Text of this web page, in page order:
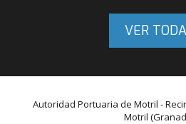
VER
Autoridad Portuaria de Motril -
Motril